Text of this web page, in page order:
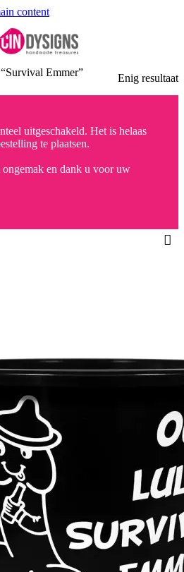
content
Emmer” Enig resultaat
uitgeschakeld. Het is helaas
te plaatsen.
ongemak en dank u voor uw